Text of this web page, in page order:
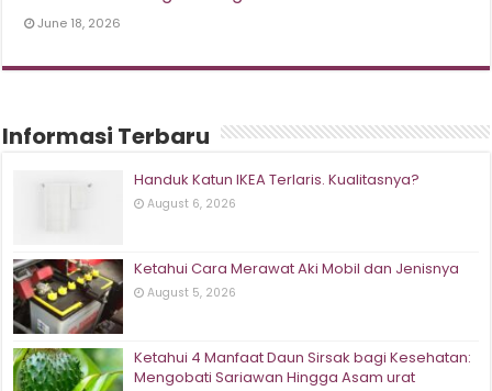
June 18, 2026
Informasi Terbaru
Handuk Katun IKEA Terlaris. Kualitasnya?
August 6, 2026
Ketahui Cara Merawat Aki Mobil dan Jenisnya
August 5, 2026
Ketahui 4 Manfaat Daun Sirsak bagi Kesehatan:
Mengobati Sariawan Hingga Asam urat